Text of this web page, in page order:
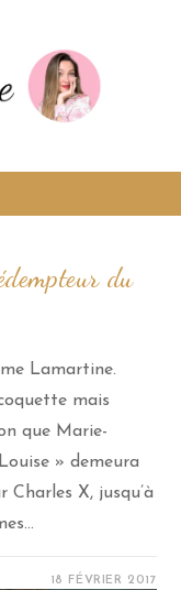
du
Lamartine.
mais
que Marie-
» demeura
X, jusqu’à
18 FÉVRIER 2017